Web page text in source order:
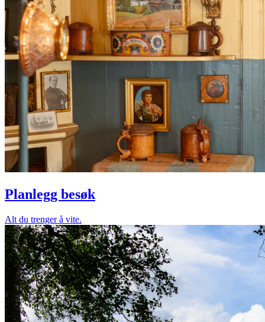
Planlegg besøk
Alt du trenger å vite.